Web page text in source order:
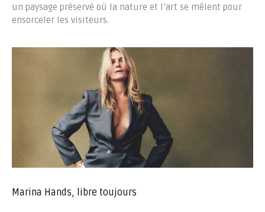
un paysage préservé où la nature et l’art se mêlent pour
ensorceler les visiteurs.
Marina Hands, libre toujours